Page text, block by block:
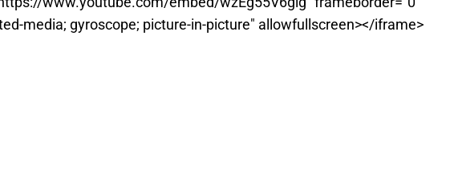
media; gyroscope; picture-in-picture" allowfullscreen></iframe>